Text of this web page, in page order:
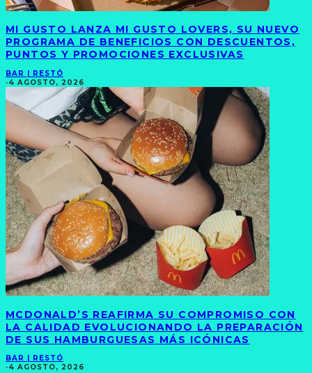
MI GUSTO LANZA MI GUSTO LOVERS, SU NUEVO
PROGRAMA DE BENEFICIOS CON DESCUENTOS,
PUNTOS Y PROMOCIONES EXCLUSIVAS
BAR | RESTÓ
·4 AGOSTO, 2026
MCDONALD’S REAFIRMA SU COMPROMISO CON
LA CALIDAD EVOLUCIONANDO LA PREPARACIÓN
DE SUS HAMBURGUESAS MÁS ICÓNICAS
BAR | RESTÓ
·4 AGOSTO, 2026